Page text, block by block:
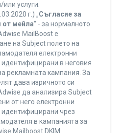
услуги.
г.) „Съгласие за
от мейла“ - за нормалното
MailBoost е
на Subject полето на
електронни
в неговия
рекламната кампания. За
дава изричното си
да анализира Subject
от него електронни
чрез
в кампанията за
Mailboost DKIM